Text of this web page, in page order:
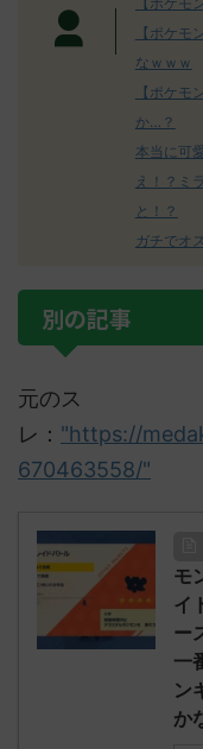
【ポケモ
なｗｗｗ
【ポケ
か…？
本当に可
え！？ミ
と！？
ガチでオ
別の記事
元のス
レ： "https://
670463558/"
モ
イ
ー
一
ン
か